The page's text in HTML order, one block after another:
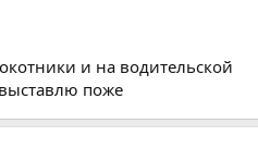
и на водительской
поже